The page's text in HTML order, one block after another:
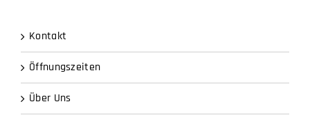
Kontakt
Öffnungszeiten
Über Uns